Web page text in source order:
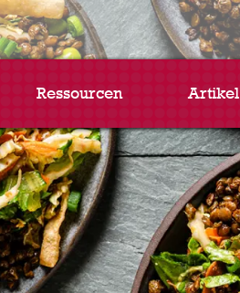
Ressourcen Artikel